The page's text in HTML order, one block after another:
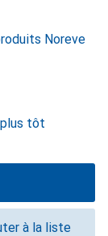
Noreve
tôt
à la liste